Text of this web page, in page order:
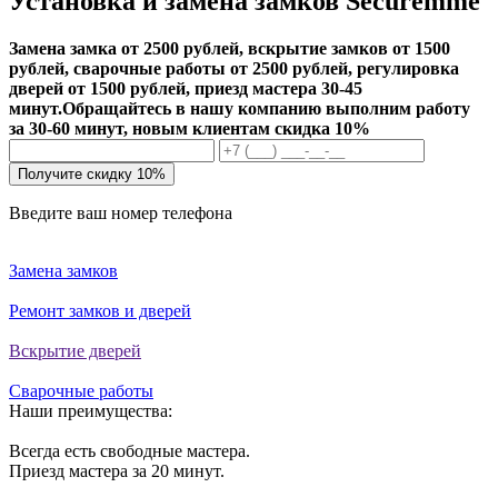
Замена замка от 2500 рублей, вскрытие замков от 1500
рублей, сварочные работы от 2500 рублей, регулировка
дверей от 1500 рублей, приезд мастера 30-45
минут.Обращайтесь в нашу компанию выполним работу
за 30-60 минут, новым клиентам скидка 10%
Получите скидку 10%
Введите ваш номер телефона
Замена замков
Ремонт замков и дверей
Вскрытие дверей
Сварочные работы
Наши преимущества:
Всегда есть свободные мастера.
Приезд мастера за 20 минут.